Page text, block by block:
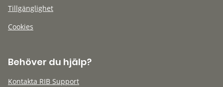
Tillgänglighet
Cookies
Behöver du hjälp?
Kontakta RIB Support